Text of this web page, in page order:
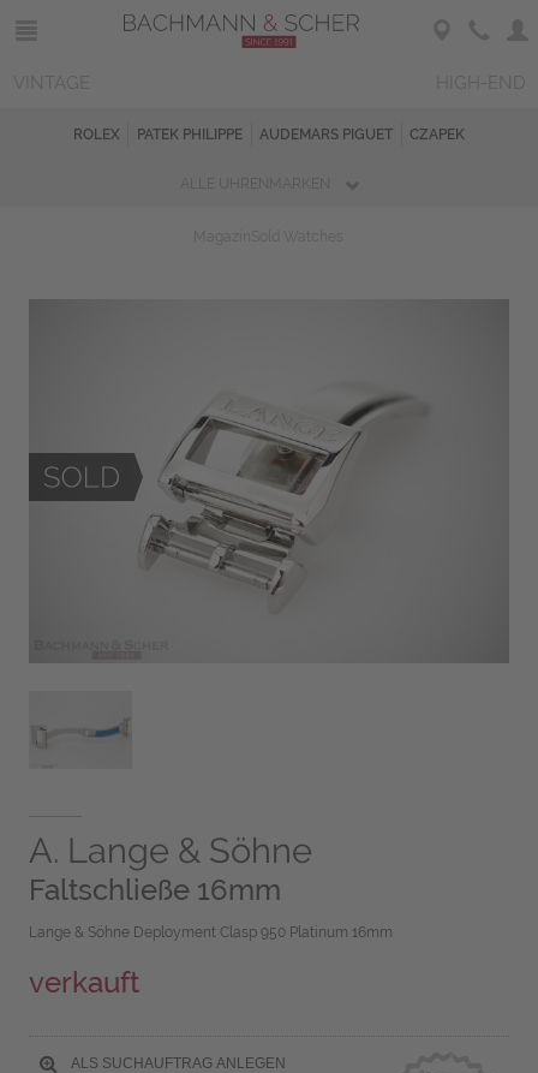
ROLEX PATEK PHILIPPE AUDEMARS PIGUET CZAPEK
A. Lange & Söhne
Faltschließe 16mm
Lange & Söhne Deployment Clasp 950 Platinum 16mm
verkauft
ALS SUCHAUFTRAG ANLEGEN